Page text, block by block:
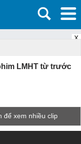
X
LMHT từ trước
để xem nhiều clip